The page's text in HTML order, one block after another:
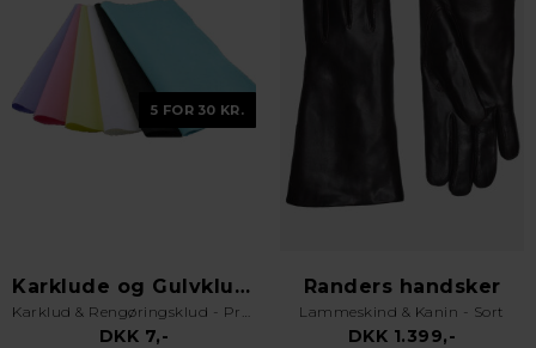
5 FOR 30 KR.
Karklude og Gulvklude
Karklud & Rengøringsklud - Pro Kvalitet - Valgfri Farve
DKK 7,-
Randers handsker
Lammeskind & Kanin - Sort
DKK 1.399,-